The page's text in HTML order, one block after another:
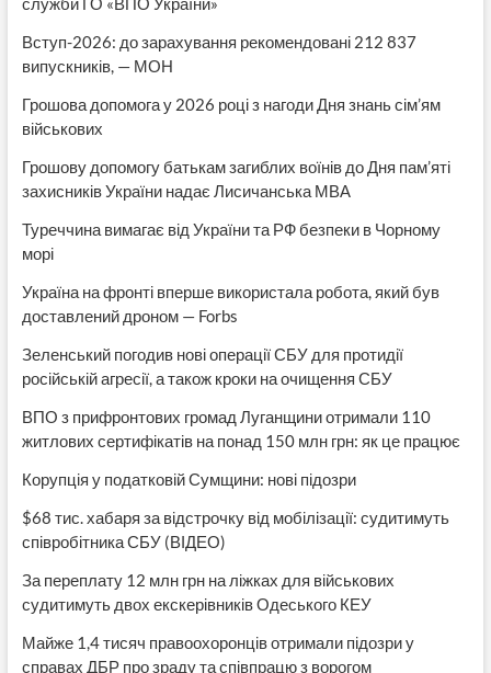
Вступ-2026: до зарахування рекомендовані 212 837
випускників, — МОН
Грошова допомога у 2026 році з нагоди Дня знань сім’ям
військових
Грошову допомогу батькам загиблих воїнів до Дня пам’яті
захисників України надає Лисичанська МВА
Туреччина вимагає від України та РФ безпеки в Чорному
морі
Україна на фронті вперше використала робота, який був
доставлений дроном — Forbs
Зеленський погодив нові операції СБУ для протидії
російській агресії, а також кроки на очищення СБУ
ВПО з прифронтових громад Луганщини отримали 110
житлових сертифікатів на понад 150 млн грн: як це працює
Корупція у податковій Сумщини: нові підозри
$68 тис. хабаря за відстрочку від мобілізації: судитимуть
співробітника СБУ (ВІДЕО)
За переплату 12 млн грн на ліжках для військових
судитимуть двох екскерівників Одеського КЕУ
Майже 1,4 тисяч правоохоронців отримали підозри у
справах ДБР про зраду та співпрацю з ворогом